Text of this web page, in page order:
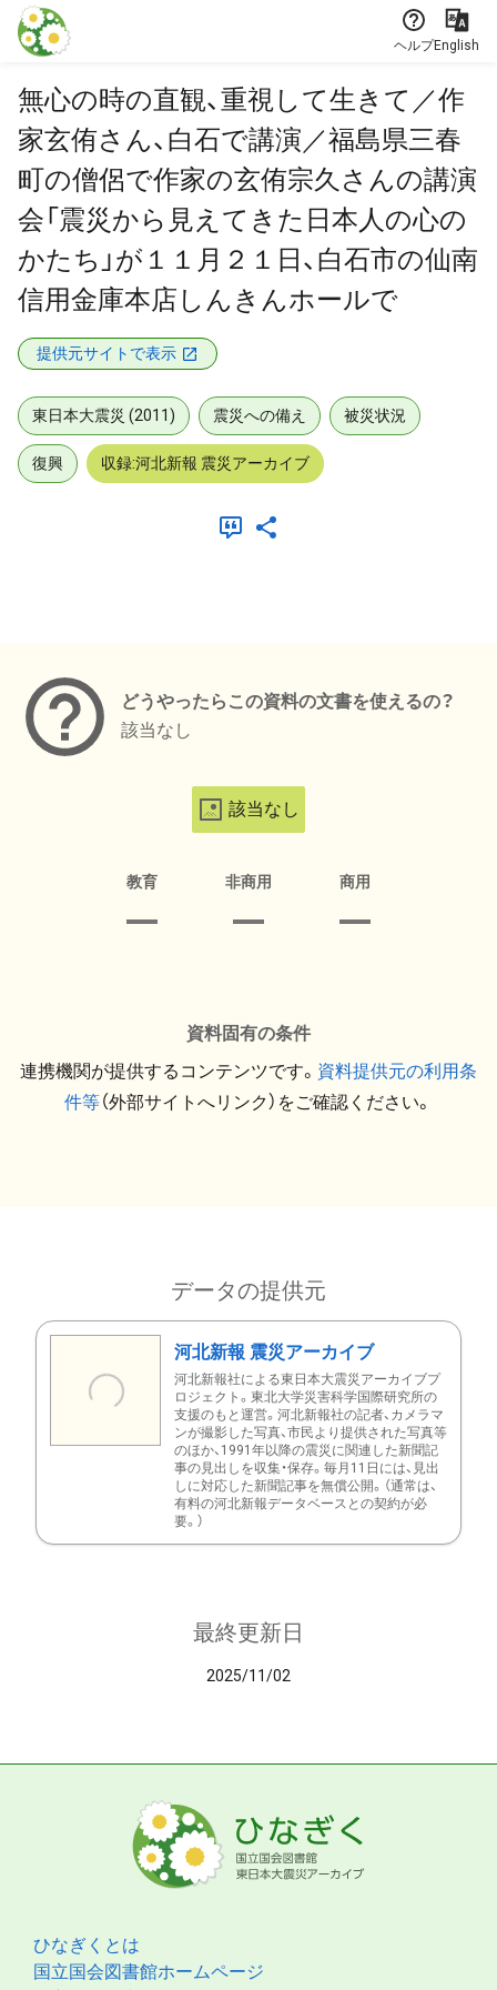
本文に飛ぶ
ヘルプEnglish
無心の時の直観、重視して生きて／作
家玄侑さん、白石で講演／福島県三春
町の僧侶で作家の玄侑宗久さんの講演
会「震災から見えてきた日本人の心の
かたち」が１１月２１日、白石市の仙南
信用金庫本店しんきんホールで
提供元サイトで表示
東日本大震災 (2011) 震災への備え 被災状況
復興 収録:河北新報 震災アーカイブ
どうやったらこの資料の文書を使えるの？
該当なし
該当なし
教育 非商用 商用
資料固有の条件
連携機関が提供するコンテンツです。 資料提供元の利用条
件等（外部サイトへリンク）をご確認ください。
データの提供元
河北新報 震災アーカイブ
河北新報社による東日本大震災アーカイブプ
ロジェクト。東北大学災害科学国際研究所の
支援のもと運営。河北新報社の記者、カメラマ
ンが撮影した写真、市民より提供された写真等
のほか、1991年以降の震災に関連した新聞記
事の見出しを収集・保存。毎月11日には、見出
しに対応した新聞記事を無償公開。（通常は、
有料の河北新報データベースとの契約が必
要。）
最終更新日
2025/11/02
ひなぎくとは
国立国会図書館ホームページ